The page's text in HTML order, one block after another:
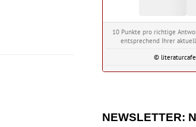
10 Punkte pro richtige
entsprechend Ihrer
©
NEWSLETTER: